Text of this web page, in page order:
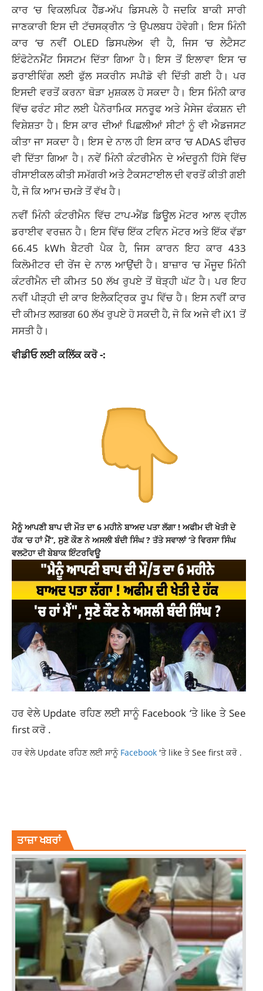
ਕਾਰ ‘ਚ ਵਿਕਲਪਿਕ ਹੈੱਡ-ਅੱਪ ਡਿਸਪਲੇ ਹੈ ਜਦਕਿ ਬਾਕੀ ਸਾਰੀ
ਜਾਣਕਾਰੀ ਇਸ ਦੀ ਟੱਚਸਕ੍ਰੀਨ ‘ਤੇ ਉਪਲਬਧ ਹੋਵੇਗੀ। ਇਸ ਮਿੰਨੀ
ਕਾਰ ‘ਚ ਨਵੀਂ OLED ਡਿਸਪਲੇਅ ਵੀ ਹੈ, ਜਿਸ ‘ਚ ਲੇਟੈਸਟ
ਇੰਫੋਟੇਨਮੈਂਟ ਸਿਸਟਮ ਦਿੱਤਾ ਗਿਆ ਹੈ। ਇਸ ਤੋਂ ਇਲਾਵਾ ਇਸ ‘ਚ
ਡਰਾਈਵਿੰਗ ਲਈ ਫੁੱਲ ਸਕਰੀਨ ਸਪੀਡੋ ਵੀ ਦਿੱਤੀ ਗਈ ਹੈ। ਪਰ
ਇਸਦੀ ਵਰਤੋਂ ਕਰਨਾ ਥੋੜਾ ਮੁਸ਼ਕਲ ਹੋ ਸਕਦਾ ਹੈ। ਇਸ ਮਿੰਨੀ ਕਾਰ
ਵਿੱਚ ਫਰੰਟ ਸੀਟ ਲਈ ਪੈਨੋਰਾਮਿਕ ਸਨਰੂਫ ਅਤੇ ਮੈਸੇਜ ਫੰਕਸ਼ਨ ਦੀ
ਵਿਸ਼ੇਸ਼ਤਾ ਹੈ। ਇਸ ਕਾਰ ਦੀਆਂ ਪਿਛਲੀਆਂ ਸੀਟਾਂ ਨੂੰ ਵੀ ਐਡਜਸਟ
ਕੀਤਾ ਜਾ ਸਕਦਾ ਹੈ। ਇਸ ਦੇ ਨਾਲ ਹੀ ਇਸ ਕਾਰ ‘ਚ ADAS ਫੀਚਰ
ਵੀ ਦਿੱਤਾ ਗਿਆ ਹੈ। ਨਵੇਂ ਮਿੰਨੀ ਕੰਟਰੀਮੈਨ ਦੇ ਅੰਦਰੂਨੀ ਹਿੱਸੇ ਵਿੱਚ
ਰੀਸਾਈਕਲ ਕੀਤੀ ਸਮੱਗਰੀ ਅਤੇ ਟੈਕਸਟਾਈਲ ਦੀ ਵਰਤੋਂ ਕੀਤੀ ਗਈ
ਹੈ, ਜੋ ਕਿ ਆਮ ਚਮੜੇ ਤੋਂ ਵੱਖ ਹੈ।
ਨਵੀਂ ਮਿੰਨੀ ਕੰਟਰੀਮੈਨ ਵਿੱਚ ਟਾਪ-ਐਂਡ ਡਿਊਲ ਮੋਟਰ ਆਲ ਵ੍ਹੀਲ
ਡਰਾਈਵਵਰਜ਼ਨ ਹੈ। ਇਸ ਵਿੱਚ ਇੱਕ ਟਵਿਨ ਮੋਟਰ ਅਤੇ ਇੱਕ ਵੱਡਾ
66.45 kWh ਬੈਟਰੀ ਪੈਕ ਹੈ, ਜਿਸ ਕਾਰਨ ਇਹ ਕਾਰ 433
ਕਿਲੋਮੀਟਰ ਦੀ ਰੇਂਜ ਦੇ ਨਾਲ ਆਉਂਦੀ ਹੈ। ਬਾਜ਼ਾਰ ‘ਚ ਮੌਜੂਦ ਮਿੰਨੀ
ਕੰਟਰੀਮੈਨ ਦੀ ਕੀਮਤ 50 ਲੱਖ ਰੁਪਏ ਤੋਂ ਥੋੜ੍ਹੀ ਘੱਟ ਹੈ। ਪਰ ਇਹ
ਨਵੀਂ ਪੀੜ੍ਹੀ ਦੀ ਕਾਰ ਇਲੈਕਟ੍ਰਿਕ ਰੂਪ ਵਿੱਚ ਹੈ। ਇਸ ਨਵੀਂ ਕਾਰ
ਦੀ ਕੀਮਤ ਲਗਭਗ 60 ਲੱਖ ਰੁਪਏ ਹੋ ਸਕਦੀ ਹੈ, ਜੋ ਕਿ ਅਜੇ ਵੀ iX1 ਤੋਂ
ਸਸਤੀ ਹੈ।
ਵੀਡੀਓ ਲਈ ਕਲਿੱਕ ਕਰੋ -:
ਮੈਨੂੰ ਆਪਣੀ ਬਾਪ ਦੀ ਮੌਤ ਦਾ 6 ਮਹੀਨੇ ਬਾਅਦ ਪਤਾ ਲੱਗਾ ! ਅਫੀਮ ਦੀ ਖੇਤੀ ਦੇ
ਹੱਕ ‘ਚ ਹਾਂ ਮੈਂ”, ਸੁਣੋ ਕੌਣ ਨੇ ਅਸਲੀ ਬੰਦੀ ਸਿੰਘ ? ਤੱਤੇ ਸਵਾਲਾਂ ‘ਤੇ ਵਿਰਸਾ ਸਿੰਘ
ਵਲਟੋਹਾ ਦੀ ਬੇਬਾਕ ਇੰਟਰਵਿਊ
ਹਰ ਵੇਲੇ Update ਰਹਿਣ ਲਈ ਸਾਨੂੰ Facebook ‘ਤੇ like ਤੇ See
first ਕਰੋ .
ਹਰ ਵੇਲੇ Update ਰਹਿਣ ਲਈ ਸਾਨੂੰ Facebook 'ਤੇ like ਤੇ See first ਕਰੋ .
ਤਾਜ਼ਾ ਖਬਰਾਂ